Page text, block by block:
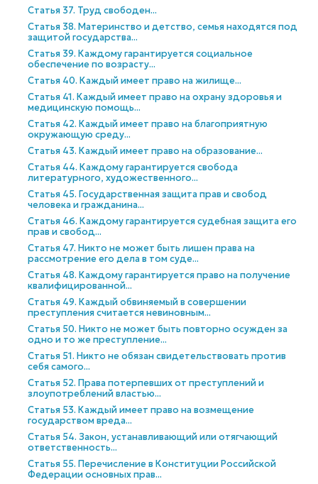
Статья 37. Труд свободен...
Статья 38. Материнство и детство, семья находятся под
защитой государства...
Статья 39. Каждому гарантируется социальное
обеспечение по возрасту...
Статья 40. Каждый имеет право на жилище...
Статья 41. Каждый имеет право на охрану здоровья и
медицинскую помощь...
Статья 42. Каждый имеет право на благоприятную
окружающую среду...
Статья 43. Каждый имеет право на образование...
Статья 44. Каждому гарантируется свобода
литературного, художественного...
Статья 45. Государственная защита прав и свобод
человека и гражданина...
Статья 46. Каждому гарантируется судебная защита его
прав и свобод...
Статья 47. Никто не может быть лишен права на
рассмотрение его дела в том суде...
Статья 48. Каждому гарантируется право на получение
квалифицированной...
Статья 49. Каждый обвиняемый в совершении
преступления считается невиновным...
Статья 50. Никто не может быть повторно осужден за
одно и то же преступление...
Статья 51. Никто не обязан свидетельствовать против
себя самого...
Статья 52. Права потерпевших от преступлений и
злоупотреблений властью...
Статья 53. Каждый имеет право на возмещение
государством вреда...
Статья 54. Закон, устанавливающий или отягчающий
ответственность...
Статья 55. Перечисление в Конституции Российской
Федерации основных прав...